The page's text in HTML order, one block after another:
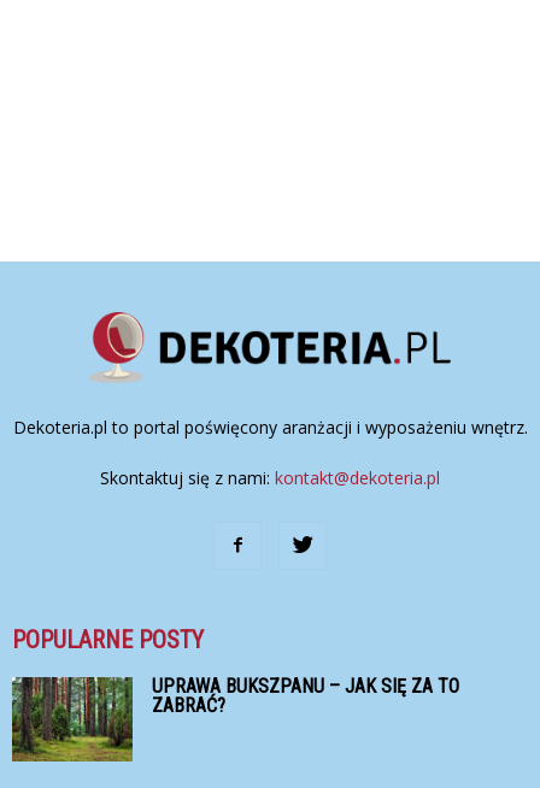
Dekoteria.pl to portal poświęcony aranżacji i wyposażeniu wnętrz.
Skontaktuj się z nami: kontakt@dekoteria.pl
POPULARNE POSTY
UPRAWA BUKSZPANU – JAK SIĘ ZA TO
ZABRAĆ?